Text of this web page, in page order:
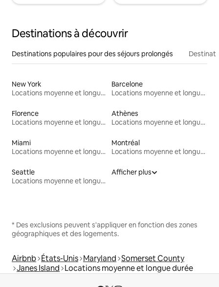
Destinations à découvrir
Destinations populaires pour des séjours prolongés
New York
Locations moyenne et longue durée
Barcelone
Locations moyenne et longue durée
Florence
Locations moyenne et longue durée
Athènes
Locations moyenne et longue durée
Miami
Locations moyenne et longue durée
Montréal
Locations moyenne et longue durée
Seattle
Locations moyenne et longue durée
Afficher plus
* Des exclusions peuvent s'appliquer en fonction des zones
géographiques et des logements.
Airbnb États-Unis Maryland Somerset County
Janes Island Locations moyenne et longue durée